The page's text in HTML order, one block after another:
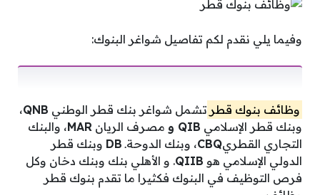
وفيما يلي نقدم لكم تفاصيل شواغر البنوك:
وظائف بنوك قطر تشمل شواغر بنك قطر الوطني QNB،
وبنك قطر الإسلامي QIB و مصرف الريان MAR، والبنك
التجاري القطريCBQ، وبنك الدوحةـ DB وبنك قطر
الدولي الإسلامي هو QIIB. و الأهلي بنك وبنك دخان وكل
فرص التوظيف في البنوك فكثيرا ما تقدم بنوك قطر